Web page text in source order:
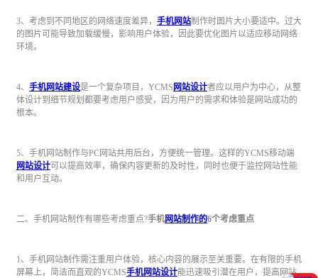
3、考虑到不同地区的网络速度差异， 手机网站制作时图片大小要适中。过大
的图片可能导致加载缓慢，影响用户体验，因此要优化图片以适应移动网络
环境。
4、 手机网站建设是一个复杂项目，YCMS 网站设计者应以用户为中心，从整
体设计到细节规划都要考虑用户感受，因为用户的需求和体验是网站成功的
根本。
5、手机网站制作与PC网站共用后台，方便统一管理。这样的YCMS移动端
网站设计可以提高效率，确保内容更新的及时性，同时也便于监控网站性能
和用户互动。
二、手机网站制作有哪些考虑重点?手机网站制作的6个考虑重点
1、手机网站制作需注重用户体验，核心内容的展示至关重要。在有限的手机
屏幕上，简洁而直观的YCMS手机网站设计能迅速吸引潜在用户，提高网站